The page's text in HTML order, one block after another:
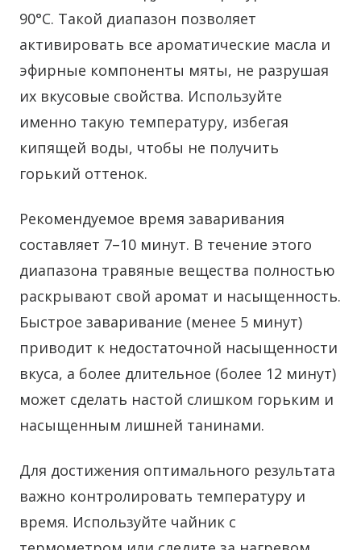
90°C. Такой диапазон позволяет
активировать все ароматические масла и
эфирные компоненты мяты, не разрушая
их вкусовые свойства. Используйте
именно такую температуру, избегая
кипящей воды, чтобы не получить
горький оттенок.
Рекомендуемое время заваривания
составляет 7–10 минут. В течение этого
диапазона травяные вещества полностью
раскрывают свой аромат и насыщенность.
Быстрое заваривание (менее 5 минут)
приводит к недостаточной насыщенности
вкуса, а более длительное (более 12 минут)
может сделать настой слишком горьким и
насыщенным лишней танинами.
Для достижения оптимального результата
важно контролировать температуру и
время. Используйте чайник с